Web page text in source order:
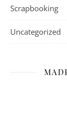
Scrapbooking
Uncategorized